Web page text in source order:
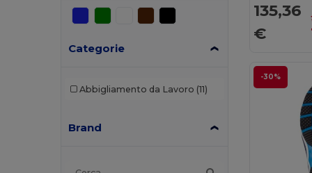
Categorie
Abbigliamento da Lavoro (11)
Brand
135,36
€
-30%